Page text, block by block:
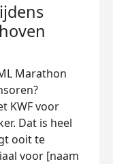
Marathon
KWF voor
Dat is heel
ooit te
voor [naam